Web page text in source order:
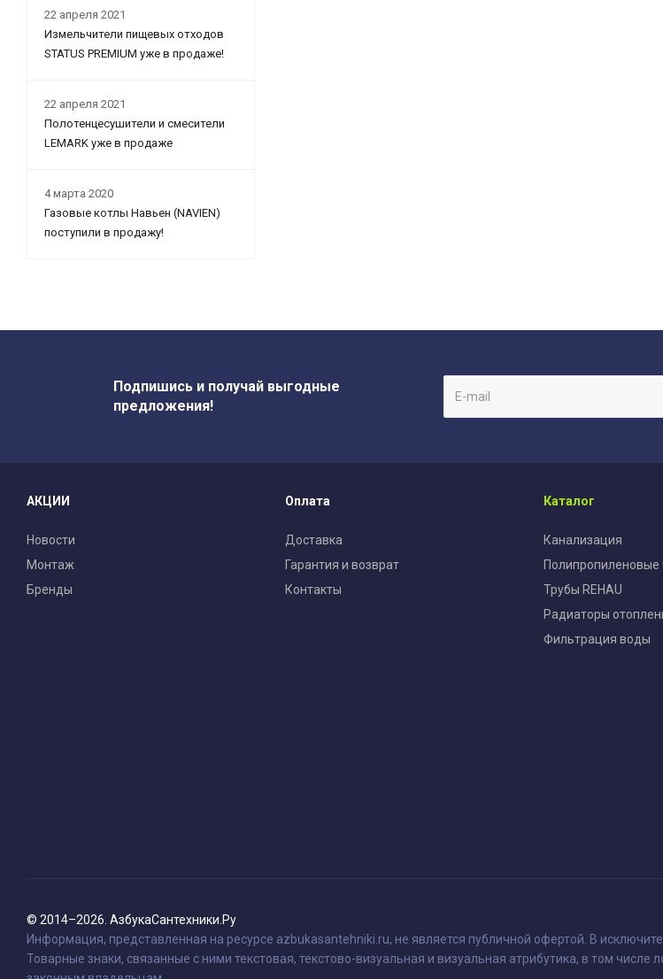
22 апреля 2021
Измельчители пищевых отходов
STATUS PREMIUM уже в продаже!
22 апреля 2021
Полотенцесушители и смесители
LEMARK уже в продаже
4 марта 2020
Газовые котлы Навьен (NAVIEN)
поступили в продажу!
Подпишись и получай выгодные
предложения!
АКЦИИ
Новости
Монтаж
Бренды
Оплата
Доставка
Гарантия и возврат
Контакты
Каталог
Канализация
Полипропиленовые
Трубы REHAU
Радиаторы
Фильтрация воды
© 2014–2026. АзбукаСантехники.Ру
Информация, представленная на ресурсе azbukasantehniki.ru, не является публичной офертой. В
Товарные знаки, связанные с ними текстовая, текстово-визуальная и визуальная атрибутика, в том